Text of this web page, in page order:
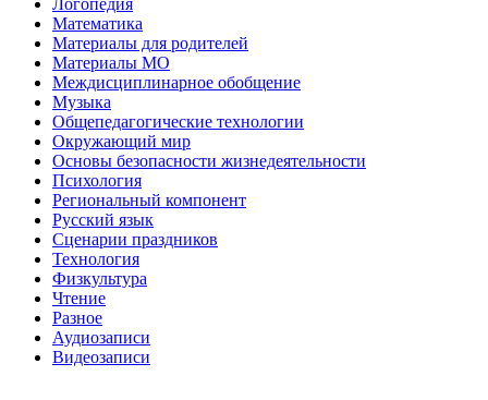
Математика
Материалы для родителей
Материалы МО
Междисциплинарное обобщение
Музыка
Общепедагогические технологии
Окружающий мир
Основы безопасности жизнедеятельности
Психология
Региональный компонент
Русский язык
Сценарии праздников
Технология
Физкультура
Чтение
Разное
Аудиозаписи
Видеозаписи